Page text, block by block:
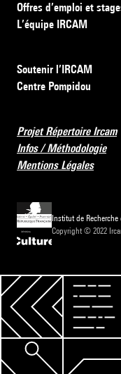
Offres d’emploi et
L’équipe IRCAM
Soutenir l’IRCAM
Centre Pompidou
Projet Répertoire Ircam
Infos / Méthodologie
Mentions Légales
Institut de
Copyright © 2022